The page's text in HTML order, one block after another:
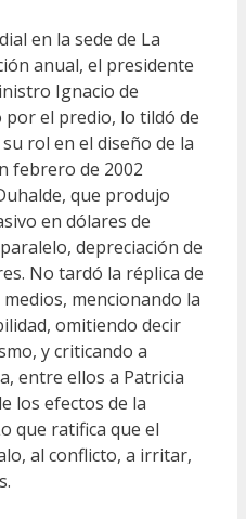
en la sede de La
anual, el presidente
Ignacio de
el predio, lo tildó de
rol en el diseño de la
febrero de 2002
que produjo
en dólares de
depreciación de
No tardó la réplica de
mencionando la
omitiendo decir
y criticando a
entre ellos a Patricia
los efectos de la
que ratifica que el
al conflicto, a irritar,